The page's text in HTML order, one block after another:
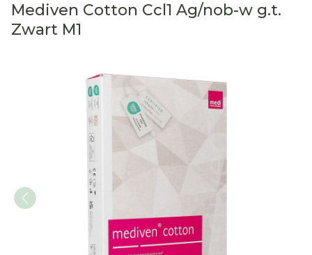
Mediven Cotton Ccl1 Ag/nob-w g.t.
Zwart M1